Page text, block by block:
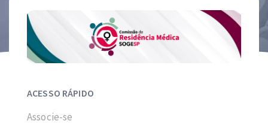
ACESSO RÁPIDO
Associe-se